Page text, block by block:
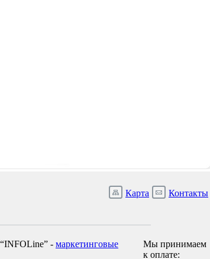
Карта Контакты
- маркетинговые
Мы принимаем
к оплате: